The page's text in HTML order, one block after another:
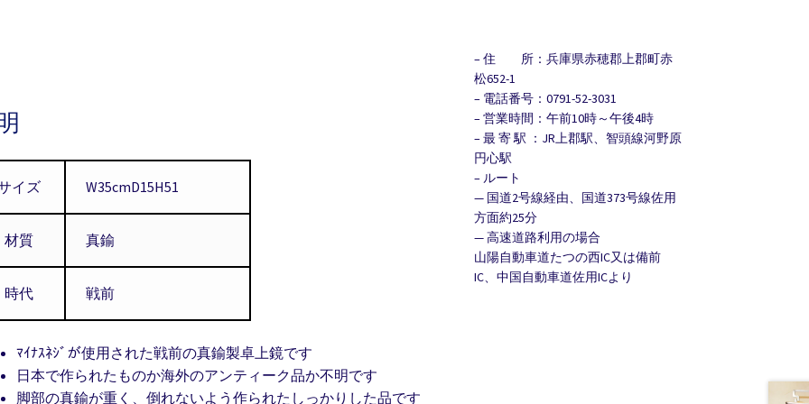
イズ W35cmD15H51
材質 真鍮
時代 戦前
ﾏｲﾅｽﾈｼﾞが使用された戦前の真鍮製卓上鏡です
日本で作られたものか海外のアンティーク品か不明です
脚部の真鍮が重く、倒れないよう作られたしっかりした品です
– 住 所：兵庫県赤穂郡上郡町赤
松652-1
– 電話番号：0791-52-3031
– 営業時間：午前10時～午後4時
– 最 寄 駅 ：JR上郡駅、智頭線河野原
円心駅
– ルート
— 国道2号線経由、国道373号線佐用
方面約25分
— 高速道路利用の場合
山陽自動車道たつの西IC又は備前
IC、中国自動車道佐用ICより